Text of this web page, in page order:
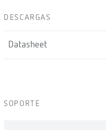
DESCARGAS
Datasheet
SOPORTE